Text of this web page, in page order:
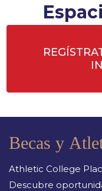
Becas y
Athletic College
Descubre